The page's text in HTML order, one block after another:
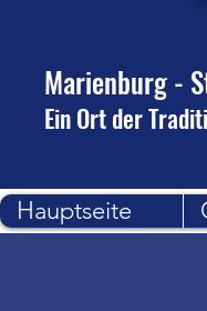
Marienburg -
Ein Ort der
Hauptseite